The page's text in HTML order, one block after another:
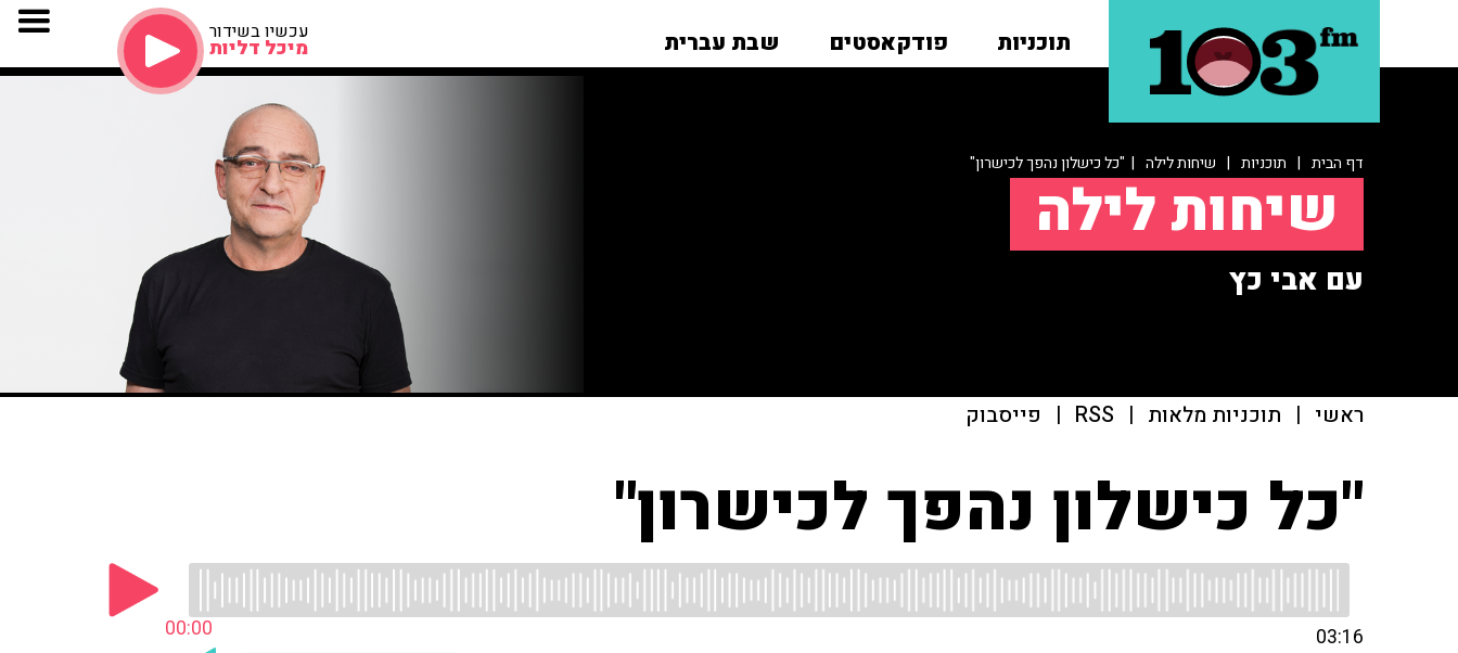
תוכניות פודקאסטים שבת עברית עכשיו בשידור
מיכל דליות
דף הבית | תוכניות | שיחות לילה | "כל כישלון נהפך לכישרון"
שיחות לילה
עם אבי כץ
ראשי | תוכניות מלאות |
RSS
| פייסבוק
"כל כישלון נהפך לכישרון"
00:00 03:16